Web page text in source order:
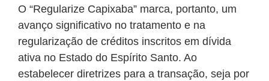
O “Regularize Capixaba” marca, portanto, um
avanço significativo no tratamento e na
regularização de créditos inscritos em dívida
ativa no Estado do Espírito Santo. Ao
estabelecer diretrizes para a transação, seja por